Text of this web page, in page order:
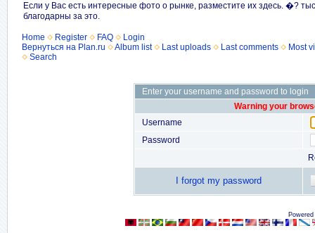
Если у Вас есть интересные фото о рынке, разместите их здесь. �?
благодарны за это.
Home Register FAQ
Login
Вернуться на Plan.ru
Album list Last uploads Last comments
Most
Search
Enter your username and password to login
Warning your
Username
Password
I forgot my password